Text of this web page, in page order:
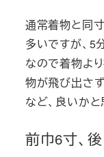
通常着物と同
多いですが、5
なので着物よ
物が飛び出さ
など、良いかと
前巾6寸、